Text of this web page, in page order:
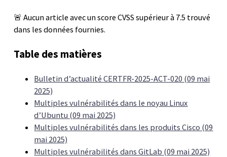
🚨 Aucun article avec un score CVSS supérieur à 7.5 trouvé
dans les données fournies.
Table des matières
Bulletin d’actualité CERTFR-2025-ACT-020 (09 mai
2025)
Multiples vulnérabilités dans le noyau Linux
d’Ubuntu (09 mai 2025)
Multiples vulnérabilités dans les produits Cisco (09
mai 2025)
Multiples vulnérabilités dans GitLab (09 mai 2025)